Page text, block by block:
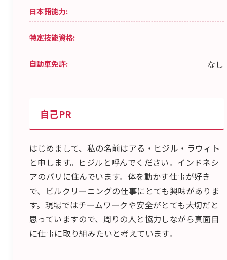
日本語能力:
特定技能資格:
自動車免許: なし
自己PR
はじめまして、私の名前はアる・ヒジル・ラウィト
と申します。ヒジルと呼んでください。インドネシ
アのバリに住んでいます。体を動かす仕事が好き
で、ビルクリーニングの仕事にとても興味がありま
す。現場ではチームワークや安全がとても大切だと
思っていますので、周りの人と協力しながら真面目
に仕事に取り組みたいと考えています。